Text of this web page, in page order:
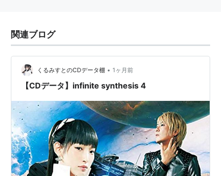
開始。別名義「fripSide NAO project!」で萌え系ソング
を手がけていた。
2008年7月16日、作詞・作曲に志倉千代丸を迎えた
「flower of bravery」(TVアニメ「恋姫無双」主題歌)
でメジャーデビュー。
2009年3月15日、ボーカルのnaoの脱退を発表。2009
年7月17日、fripSide第1期の締め括りとして10枚組の
CD-BOX「nao complete anthology 2002-2009 -my
graduation-」を発売。
2009年8月、声優の南條愛乃がボーカルに加入。ジェネ
オン・ユニバーサル・エンターテイメント（現NBCユニ
関連ブログ
くるみすとのCDデータ棚 • 1ヶ月前
【CDデータ】infinite synthesis 4